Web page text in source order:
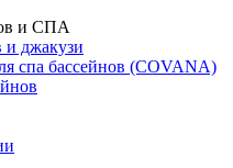
и СПА
и джакузи
спа бассейнов (COVANA)